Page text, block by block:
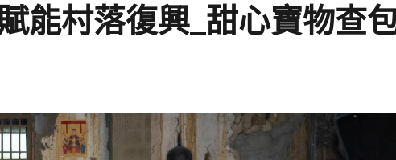
能村落復興_甜心寶物查